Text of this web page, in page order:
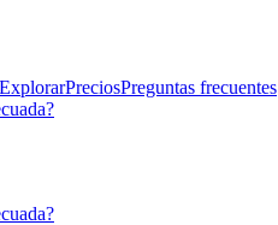
ExplorarPreciosPreguntas frecuentes